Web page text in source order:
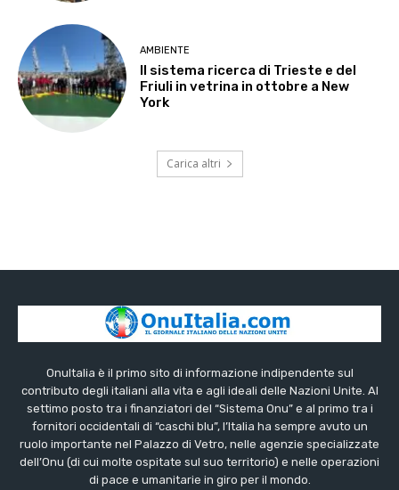
AMBIENTE
Il sistema ricerca di Trieste e del
Friuli in vetrina in ottobre a New
York
Carica altri
OnuItalia è il primo sito di informazione indipendente sul
contributo degli italiani alla vita e agli ideali delle Nazioni Unite. Al
settimo posto tra i finanziatori del “Sistema Onu” e al primo tra i
fornitori occidentali di “caschi blu”, l’Italia ha sempre avuto un
ruolo importante nel Palazzo di Vetro, nelle agenzie specializzate
dell’Onu (di cui molte ospitate sul suo territorio) e nelle operazioni
di pace e umanitarie in giro per il mondo.